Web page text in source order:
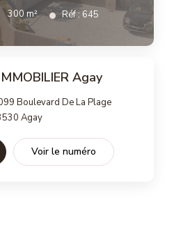
300m² Réf : 645
Agay
Boulevard De La Plage
Agay
Voir le numéro